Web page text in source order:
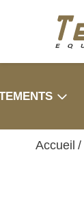
Accueil /